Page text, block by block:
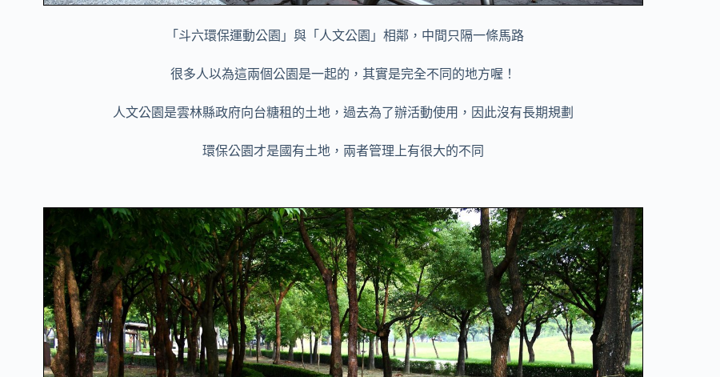
「斗六環保運動公園」與「人文公園」相鄰，中間只隔一條馬路
很多人以為這兩個公園是一起的，其實是完全不同的地方喔！
人文公園是雲林縣政府向台糖租的土地，過去為了辦活動使用，因此沒有長期規劃
環保公園才是國有土地，兩者管理上有很大的不同